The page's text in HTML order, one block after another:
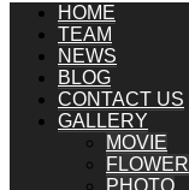
HOME
TEAM
NEWS
BLOG
CONTACT US
GALLERY
MOVIE
FLOWER
PHOTO